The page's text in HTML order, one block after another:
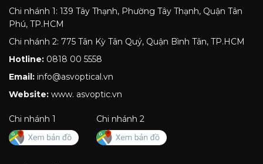
Chi nhánh 1: 139 Tây Thạnh, Phường Tây Thạnh, Quận Tân
Phú, TP.HCM
Chi nhánh 2: 775 Tân Kỳ Tân Quý, Quận Bình Tân, TP.HCM
Hotline: 0818 00 5558
Email: info@asvoptical.vn
Website: www. asvoptic.vn
Chi nhánh 1 Chi nhánh 2